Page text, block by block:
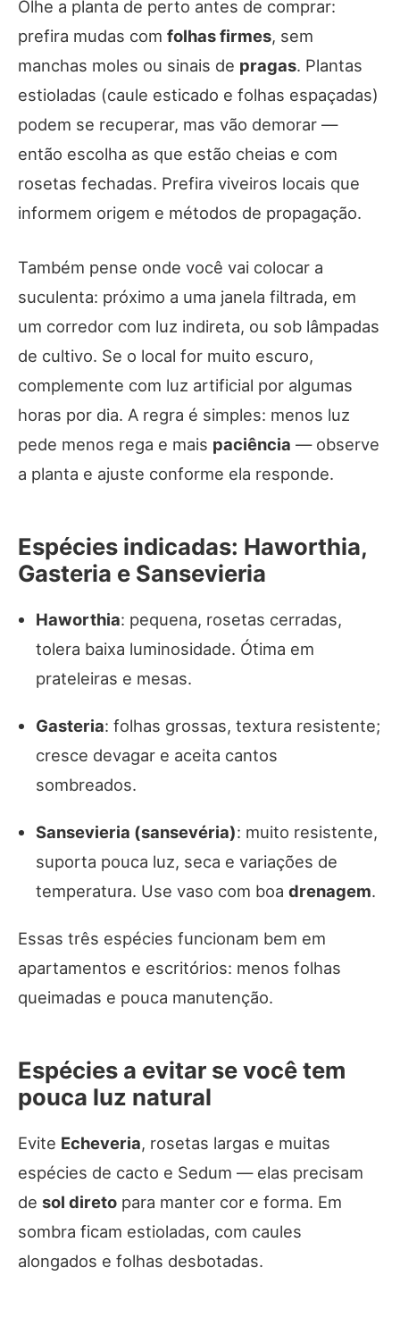
Olhe a planta de perto antes de comprar:
prefira mudas com folhas firmes, sem
manchas moles ou sinais de pragas. Plantas
estioladas (caule esticado e folhas espaçadas)
podem se recuperar, mas vão demorar —
então escolha as que estão cheias e com
rosetas fechadas. Prefira viveiros locais que
informem origem e métodos de propagação.
Também pense onde você vai colocar a
suculenta: próximo a uma janela filtrada, em
um corredor com luz indireta, ou sob lâmpadas
de cultivo. Se o local for muito escuro,
complemente com luz artificial por algumas
horas por dia. A regra é simples: menos luz
pede menos rega e mais paciência — observe
a planta e ajuste conforme ela responde.
Espécies indicadas: Haworthia,
Gasteria e Sansevieria
Haworthia: pequena, rosetas cerradas,
tolera baixa luminosidade. Ótima em
prateleiras e mesas.
Gasteria: folhas grossas, textura resistente;
cresce devagar e aceita cantos
sombreados.
Sansevieria (sansevéria): muito resistente,
suporta pouca luz, seca e variações de
temperatura. Use vaso com boa drenagem.
Essas três espécies funcionam bem em
apartamentos e escritórios: menos folhas
queimadas e pouca manutenção.
Espécies a evitar se você tem
pouca luz natural
Evite Echeveria, rosetas largas e muitas
espécies de cacto e Sedum — elas precisam
de sol direto para manter cor e forma. Em
sombra ficam estioladas, com caules
alongados e folhas desbotadas.